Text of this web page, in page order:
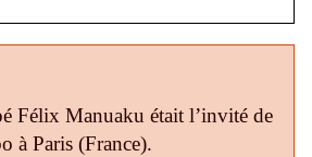
Félix Manuaku était l’invité de
à Paris (France).